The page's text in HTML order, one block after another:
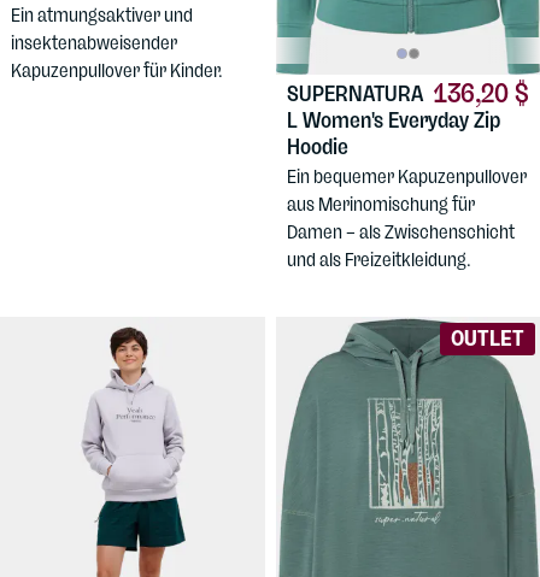
Ein atmungsaktiver und
insektenabweisender
Kapuzenpullover für Kinder.
136,20 $
SUPERNATURA
LWomen's Everyday Zip
Hoodie
Ein bequemer Kapuzenpullover
aus Merinomischung für
Damen – als Zwischenschicht
und als Freizeitkleidung.
OUTLET